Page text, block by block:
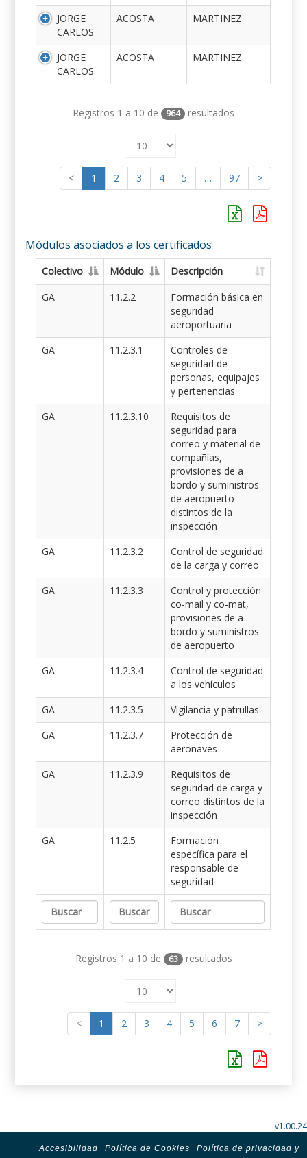
JORGE
CARLOS
ACOSTA MARTINEZ
JORGE
CARLOS
ACOSTA MARTINEZ
Registros 1 a 10 de 964 resultados
< 1 2 3 4 5 … 97 >
Módulos asociados a los certificados
Colectivo Módulo
Descripción
GA
11.2.2
Formación básica en
seguridad
aeroportuaria
GA
11.2.3.1
Controles de
seguridad de
personas, equipajes
y pertenencias
GA
11.2.3.10
Requisitos de
seguridad para
correo y material de
compañías,
provisiones de a
bordo y suministros
de aeropuerto
distintos de la
inspección
GA
11.2.3.2
Control de seguridad
de la carga y correo
GA
11.2.3.3
Control y protección
co-mail y co-mat,
provisiones de a
bordo y suministros
de aeropuerto
GA
11.2.3.4
Control de seguridad
a los vehículos
GA
11.2.3.5
Vigilancia y patrullas
GA
11.2.3.7
Protección de
aeronaves
GA
11.2.3.9
Requisitos de
seguridad de carga y
correo distintos de la
inspección
GA
11.2.5
Formación
específica para el
responsable de
seguridad
Registros 1 a 10 de 63 resultados
< 1 2 3 4 5 6 7 >
v1.00.24
Accesibilidad Política de Cookies
Política de privacidad y